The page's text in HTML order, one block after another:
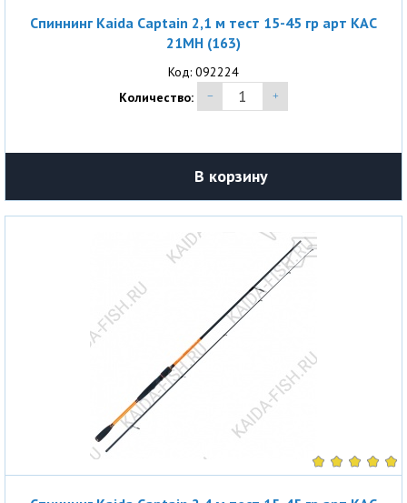
Спиннинг Kaida Captain 2,1 м тест 15-45 гр арт KAC
21MH (163)
Код: 092224
Количество:
В корзину